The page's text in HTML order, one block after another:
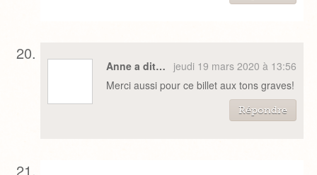
Anne a dit…
jeudi 19 mars 2020 à 13:56
Merci aussi pour ce billet aux tons graves!
Répondre